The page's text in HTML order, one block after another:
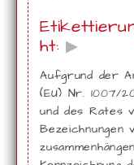
ht: ▶
Aufgrund der
(EU) Nr. 1007/
und des Rates
Bezeichnungen